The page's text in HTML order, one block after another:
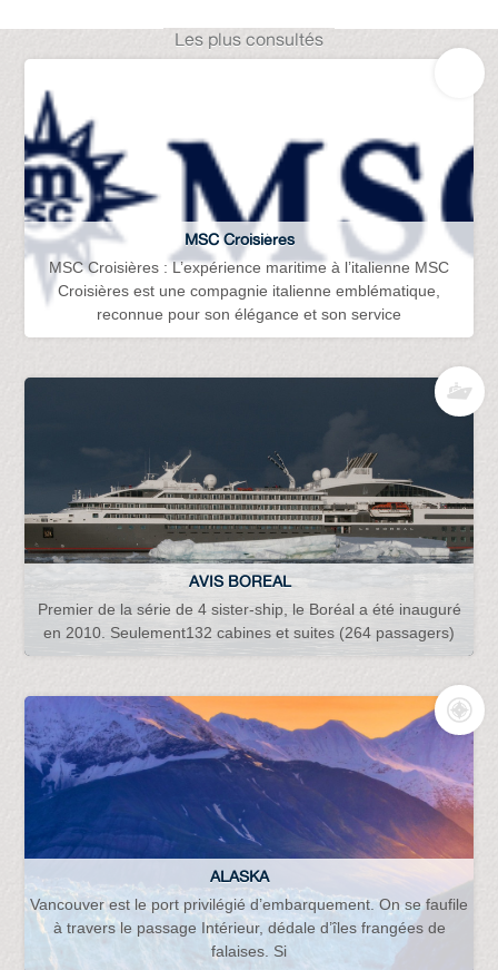
Les plus consultés
MSC Croisières
MSC Croisières : L’expérience maritime à l’italienne MSC
Croisières est une compagnie italienne emblématique,
reconnue pour son élégance et son service
AVIS BOREAL
Premier de la série de 4 sister-ship, le Boréal a été inauguré
en 2010. Seulement132 cabines et suites (264 passagers)
ALASKA
Vancouver est le port privilégié d’embarquement. On se faufile
à travers le passage Intérieur, dédale d’îles frangées de
falaises. Si